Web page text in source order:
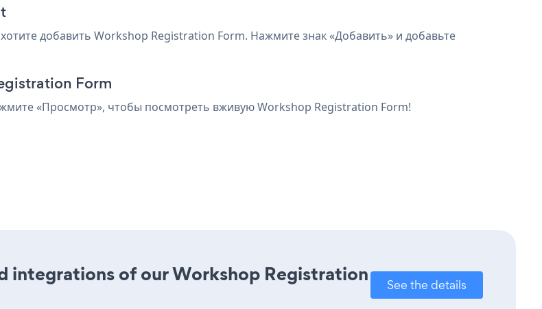
добавить Workshop Registration Form. Нажмите знак «Добавить» и добавьте
Form
«Просмотр», чтобы посмотреть вживую Workshop Registration Form!
integrations of our Workshop Registration
See the details